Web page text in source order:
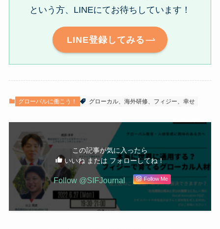
という方、LINEにてお待ちしています！
LINE登録してみる
グローバルに働こう！ グローカル、海外研修、フィジー、幸せ
この記事が気に入ったら
いいね または フォローしてね！
Follow @SIFJournal Follow Me